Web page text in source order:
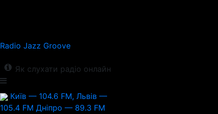
Radio Jazz Groove
Як слухати радіо онлайн
Київ — 104.6 FM, Львів —
105.4 FM Дніпро — 89.3 FM